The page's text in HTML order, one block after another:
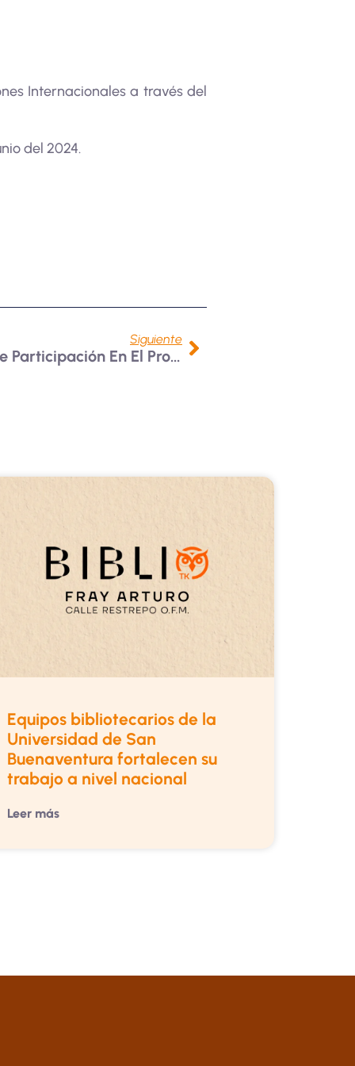
Internacionales a través del
del 2024.
Siguiente
Contribución Al Diseño De Participación En El Proceso De Paz Entre El Gobierno De Colombia Y El ELN
Equipos bibliotecarios de la
Universidad de San
Buenaventura fortalecen su
trabajo a nivel nacional
Leer más